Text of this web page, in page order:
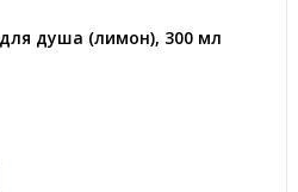
душа (лимон), 300 мл